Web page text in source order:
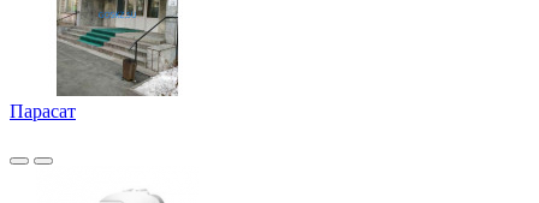
Парасат